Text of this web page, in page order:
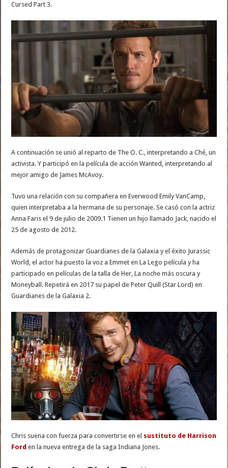
Cursed Part 3.
A continuación se unió al reparto de The O. C., interpretando a Ché, un
activista. Y participó en la película de acción Wanted, interpretando al
mejor amigo de James McAvoy.
Tuvo una relación con su compañera en Everwood Emily VanCamp,
quien interpretaba a la hermana de su personaje. Se casó con la actriz
Anna Faris el 9 de julio de 2009.1 Tienen un hijo llamado Jack, nacido el
25 de agosto de 2012.
Además de protagonizar Guardianes de la Galaxia y el éxito Jurassic
World, el actor ha puesto la voz a Emmet en La Lego película y ha
participado en películas de la talla de Her, La noche más oscura y
Moneyball. Repetirá en 2017 su papel de Peter Quill (Star Lord) en
Guardianes de la Galaxia 2.
Chris suena con fuerza para convertirse en el sustituto de Harrison
Ford en la nueva entrega de la saga Indiana Jones.